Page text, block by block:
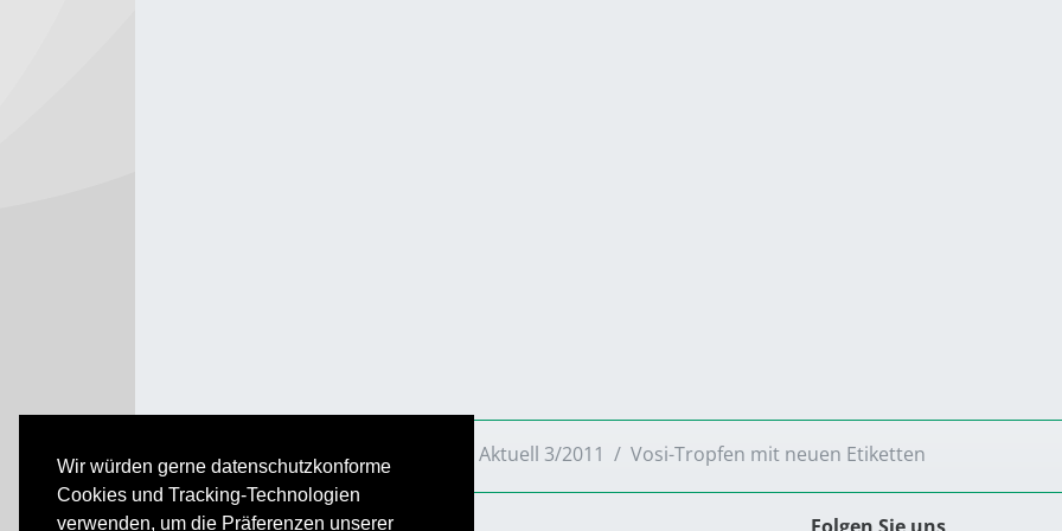
Wir würden gerne datenschutzkonforme
Cookies und Tracking-Technologien
verwenden, um die Präferenzen unserer
VS Aktuell Ausgaben VS Aktuell 3/2011 Vosi-Tropfen mit neuen Etiketten